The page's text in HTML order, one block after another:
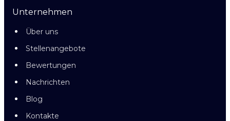
Unternehmen
Über uns
Stellenangebote
Bewertungen
Nachrichten
Blog
Kontakte